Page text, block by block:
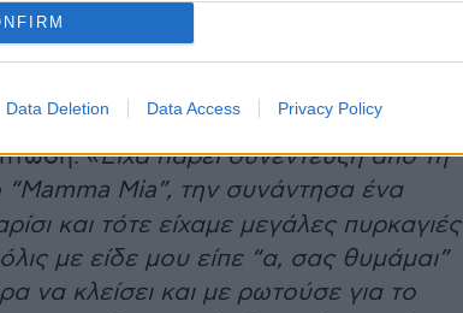
Data Deletion Data Access Privacy Policy
Αρναούτογλου αν τον
«όχι ρε ‘συ
» εξαιρόντας ωστόσο μία
«Είχα πάρει συνέντευξη από τη
“Mamma Mia”, την συνάντησα ένα
και τότε είχαμε μεγάλες πυρκαγιές
με είδε μου είπε “α, σας θυμάμαι”
να κλείσει και με ρωτούσε για το